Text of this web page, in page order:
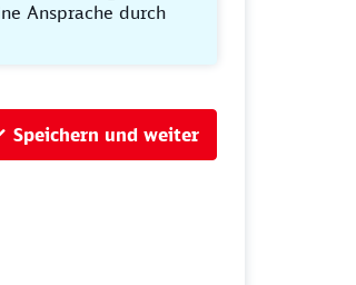
Ansprache durch
Speichern und weiter